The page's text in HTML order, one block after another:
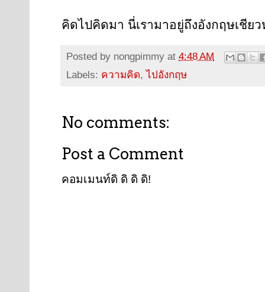
คิดไปคิดมา นี่เรามาอยู่ถึงอังกฤษเชีย
Posted by nongpimmy at 4:48 AM
Labels: ความคิด,ไปอังกฤษ
No comments:
Post a Comment
คอมเมนท์ดิ ดิ ดิ ดิ!